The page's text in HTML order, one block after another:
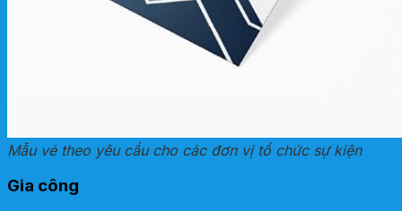
Mẫu vé theo yêu cầu cho các đơn vị tổ chức sự kiện
Gia công